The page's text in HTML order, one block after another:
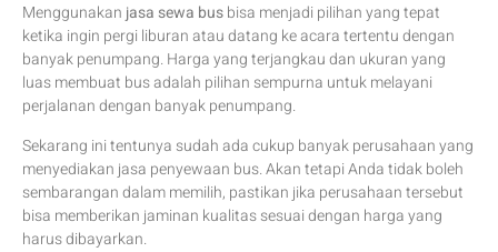
Menggunakanjasa sewa busbisa menjadi pilihan yang tepat
ketika ingin pergi liburan atau datang ke acara tertentu dengan
banyak penumpang. Harga yang terjangkau dan ukuran yang
luas membuat bus adalah pilihan sempurna untuk melayani
perjalanan dengan banyak penumpang.
Sekarang ini tentunya sudah ada cukup banyak perusahaan yang
menyediakan jasa penyewaan bus. Akan tetapi Anda tidak boleh
sembarangan dalam memilih, pastikan jika perusahaan tersebut
bisa memberikan jaminan kualitas sesuai dengan harga yang
harus dibayarkan.